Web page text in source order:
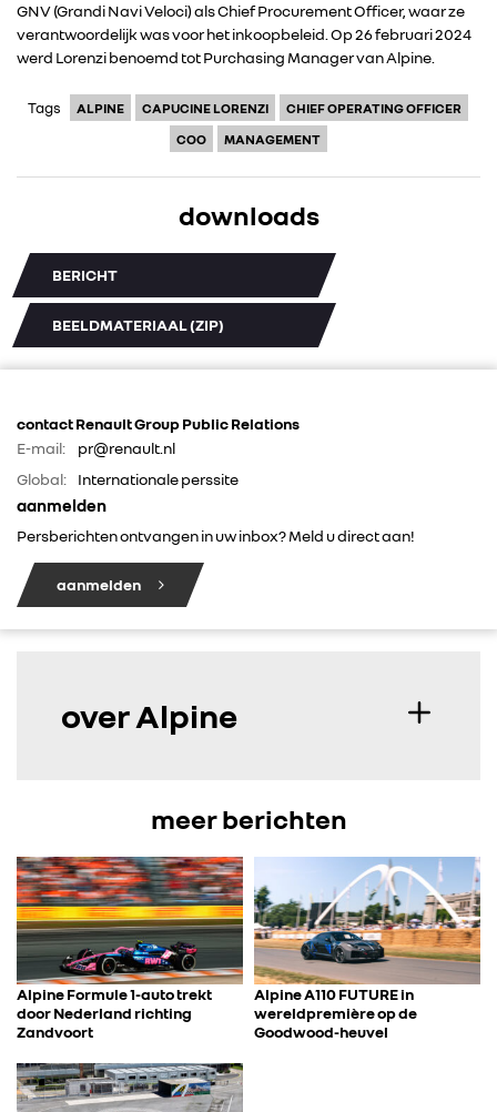
CONTACT
GNV (Grandi Navi Veloci) als Chief Procurement Officer, waar ze
verantwoordelijk was voor het inkoopbeleid. Op 26 februari 2024
werd Lorenzi benoemd tot Purchasing Manager van Alpine.
Tags ALPINE CAPUCINE LORENZI
CHIEF OPERATING OFFICER
COO
MANAGEMENT
downloads
BERICHT
BEELDMATERIAAL (ZIP)
contact Renault Group Public Relations
E-mail:
pr@renault.nl
Global:
Internationale perssite
aanmelden
Persberichten ontvangen in uw inbox? Meld u direct aan!
aanmelden
over Alpine
meer berichten
Alpine Formule 1-auto trekt
door Nederland richting
Zandvoort
Alpine A110 FUTURE in
wereldpremière op de
Goodwood-heuvel